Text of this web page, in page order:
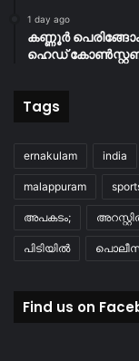
1 day ago
കണ്ണൂർ
ഹെഡ്
Tags
ernakulam india
malappuram
അപകടം;
പിടിയിൽ
Find us on